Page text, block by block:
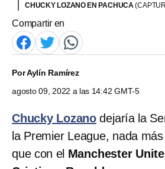
CHUCKY LOZANO EN PACHUCA
Compartir en
PorAylín Ramírez
agosto 09, 2022 a las 14:42 GMT-5
Chucky Lozano dejaría la
la Premier League, nada
que con el Manchester